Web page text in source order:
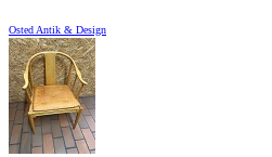
Osted Antik & Design